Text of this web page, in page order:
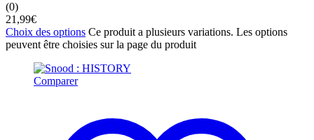
(0)
21,99€
Choix des options Ce produit a plusieurs variations. Les options
peuvent être choisies sur la page du produit
Comparer